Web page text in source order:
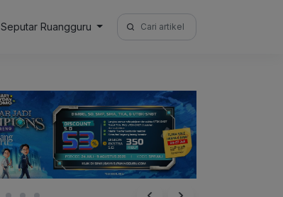
Seputar Ruangguru
Search
for: